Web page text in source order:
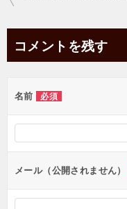
ビ
ー
シ
ョ
ン
コメントを残す
名前 必須
メール（公開されません）